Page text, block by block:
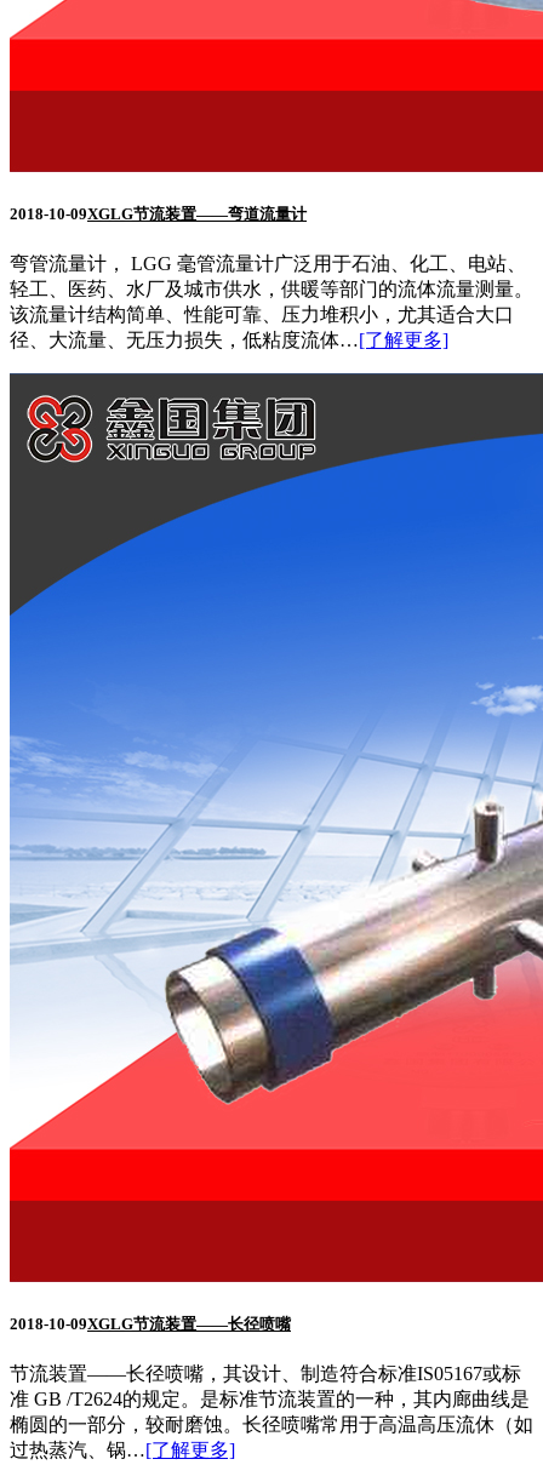
2018-10-09XGLG节流装置——弯道流量计
弯管流量计， LGG 毫管流量计广泛用于石油、化工、电站、
轻工、医药、水厂及城市供水，供暖等部门的流体流量测量。
该流量计结构简单、性能可靠、压力堆积小，尤其适合大口
径、大流量、无压力损失，低粘度流体…[了解更多]
2018-10-09XGLG节流装置——长径喷嘴
节流装置——长径喷嘴，其设计、制造符合标准IS05167或标
准 GB /T2624的规定。是标准节流装置的一种，其内廊曲线是
椭圆的一部分，较耐磨蚀。长径喷嘴常用于高温高压流休（如
过热蒸汽、锅…[了解更多]